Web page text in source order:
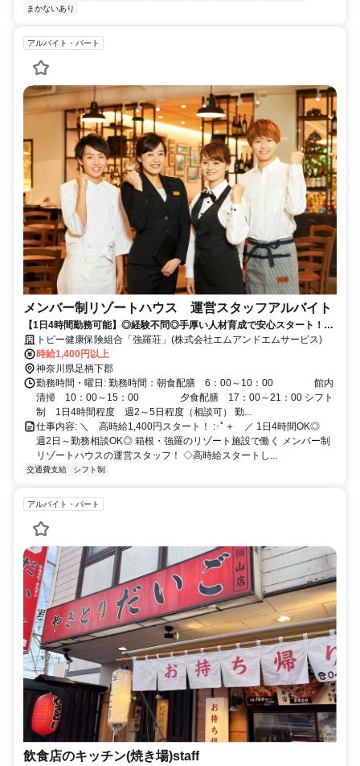
まかないあり
アルバイト・パート
メンバー制リゾートハウス 運営スタッフアルバイト
【1日4時間勤務可能】◎経験不問◎手厚い人材育成で安心スタート！◎
幅広い世代の方が活躍中！
トピー健康保険組合「強羅荘」(株式会社エムアンドエムサービス)
時給1,400円以上
神奈川県足柄下郡
勤務時間・曜日: 勤務時間：朝食配膳 6：00～10：00 館内
清掃 10：00～15：00 夕食配膳 17：00～21：00 シフト
制 1日4時間程度 週2～5日程度（相談可） 勤...
仕事内容: ＼ 高時給1,400円スタート！ :･ﾟ＋ ／ 1日4時間OK◎
週2日～勤務相談OK◎ 箱根・強羅のリゾート施設で働く メンバー制
リゾートハウスの運営スタッフ！ ◇高時給スタートし...
交通費支給 シフト制
アルバイト・パート
飲食店のキッチン(焼き場)staff